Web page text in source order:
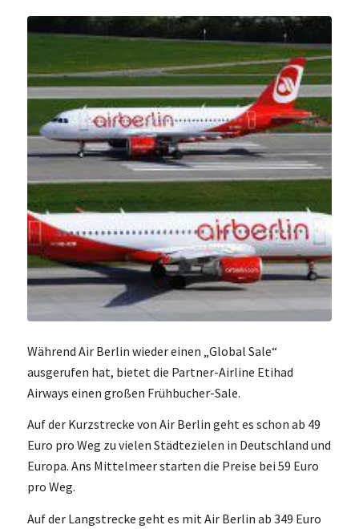
Während Air Berlin wieder einen „Global Sale“
ausgerufen hat, bietet die Partner-Airline Etihad
Airways einen großen Frühbucher-Sale.
Auf der Kurzstrecke von Air Berlin geht es schon ab 49
Euro pro Weg zu vielen Städtezielen in Deutschland und
Europa. Ans Mittelmeer starten die Preise bei 59 Euro
pro Weg.
Auf der Langstrecke geht es mit Air Berlin ab 349 Euro